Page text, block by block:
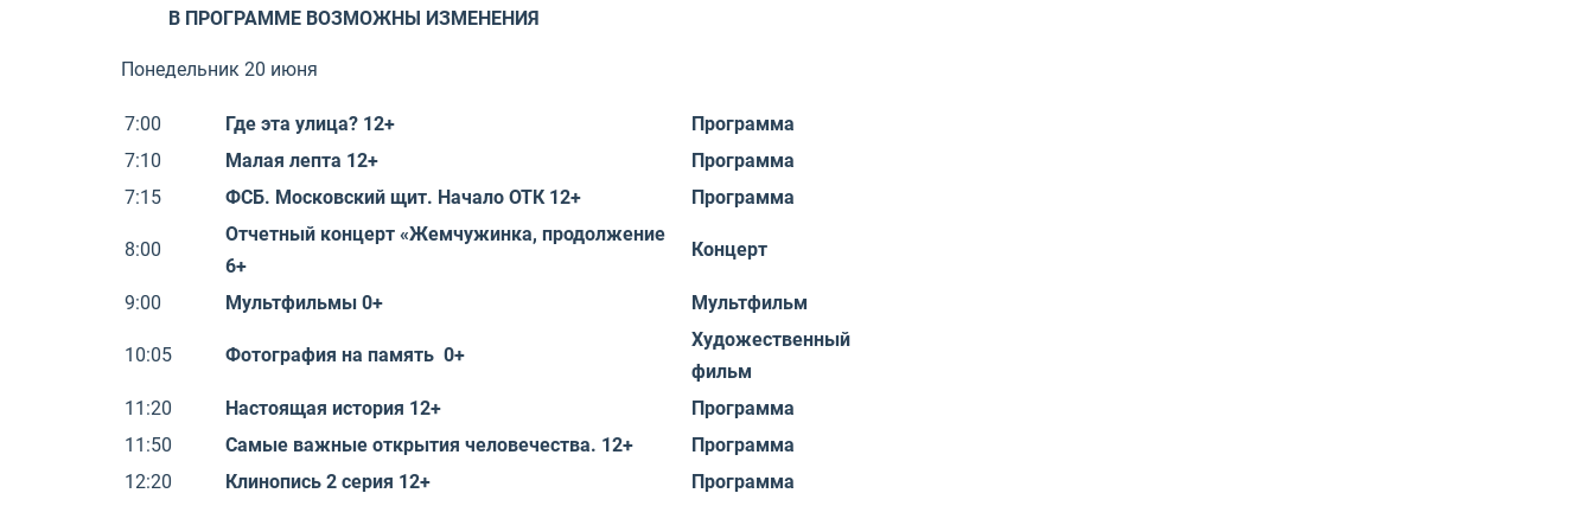
В ПРОГРАММЕ ВОЗМОЖНЫ ИЗМЕНЕНИЯ
Понедельник 20 июня
7:00 Где эта улица? 12+
Программа
7:10
Малая лепта 12+
Программа
7:15
ФСБ. Московский щит. Начало ОТК 12+ Программа
8:00
Отчетный концерт «Жемчужинка, продолжение
6+
Концерт
9:00 Мультфильмы 0+ Мультфильм
10:05 Фотография на память 0+
Художественный
фильм
11:20
Настоящая история 12+
Программа
11:50
Самые важные открытия человечества. 12+
Программа
12:20
Клинопись 2 серия 12+
Программа